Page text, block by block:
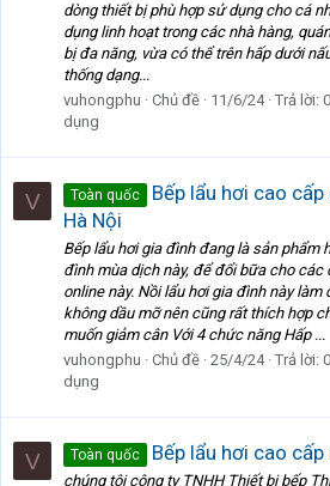
dòng thiết bị phù hợp sử dụng cho cá
dụng linh hoạt trong các nhà hàng,
bị đa năng, vừa có thể trên hấp dưới
thống dạng...
vuhongphu
Chủ đề 11/6/24 Trả lời: 0
dụng
V Toàn quốc
Bếp lẩu hơi cao
Hà Nội
Bếp lẩu hơi gia đình đang là sản phẩm
đình mùa dịch này, để đổi bữa cho các
online này. Nồi lẩu hơi gia đình này
không dầu mỡ nên cũng rất thích hợp
muốn giảm cân Với 4 chức năng Hấp ...
vuhongphu
Chủ đề 25/4/24 Trả lời: 0
dụng
V Toàn quốc Bếp lẩu hơi cao
chúng tôi công ty TNHH Thiết bị bếp